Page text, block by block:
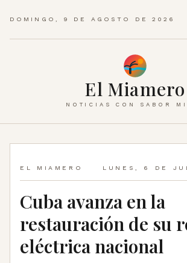
DOMINGO, 9 DE AGOSTO DE 2026
El Miamero
NOTICIAS CON SABOR
EL MIAMERO LUNES, 6 DE
Cuba avanza en la
restauración de su
eléctrica nacional